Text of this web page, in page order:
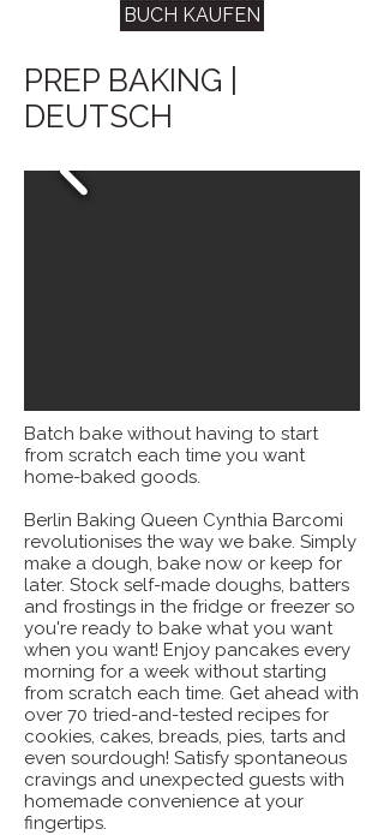
BUCH KAUFEN
PREP BAKING |
DEUTSCH
Batch bake without having to start
from scratch each time you want
home-baked goods.
Berlin Baking Queen Cynthia Barcomi
revolutionises the way we bake. Simply
make a dough, bake now or keep for
later. Stock self-made doughs, batters
and frostings in the fridge or freezer so
you're ready to bake what you want
when you want! Enjoy pancakes every
morning for a week without starting
from scratch each time. Get ahead with
over 70 tried-and-tested recipes for
cookies, cakes, breads, pies, tarts and
even sourdough! Satisfy spontaneous
cravings and unexpected guests with
homemade convenience at your
fingertips.